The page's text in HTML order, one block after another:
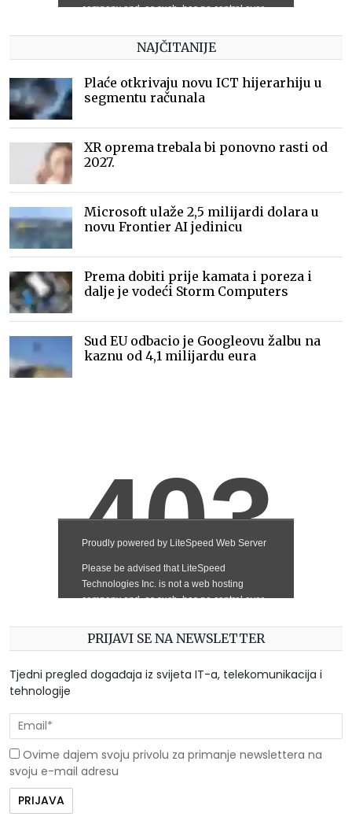
NAJČITANIJE
Plaće otkrivaju novu ICT hijerarhiju u
segmentu računala
XR oprema trebala bi ponovno rasti od
2027.
Microsoft ulaže 2,5 milijardi dolara u
novu Frontier AI jedinicu
Prema dobiti prije kamata i poreza i
dalje je vodeći Storm Computers
Sud EU odbacio je Googleovu žalbu na
kaznu od 4,1 milijardu eura
PRIJAVI SE NA NEWSLETTER
Tjedni pregled događaja iz svijeta IT-a, telekomunikacija i
tehnologije
Ovime dajem svoju privolu za primanje newslettera na
svoju e-mail adresu